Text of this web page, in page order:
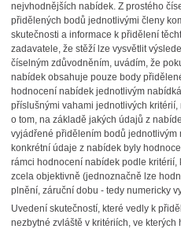
nejvhodnějších nabídek. Z prostého
přidělených bodů jednotlivými členy
skutečnosti a informace k přidělení
zadavatele, že stěží lze vysvětlit
číselným zdůvodněním, uvádím, že
nabídek obsahuje pouze body
hodnocení nabídek jednotlivým
příslušnými vahami jednotlivých
o tom, na základě jakých údajů z
vyjádřené přidělením bodů jednotlivým
konkrétní údaje z nabídek byly
rámci hodnocení nabídek podle
zcela objektivně (jednoznačně lze
plnění, záruční dobu - tedy numericky
Uvedení skutečností, které vedly k
nezbytné zvláště v kritériích, ve